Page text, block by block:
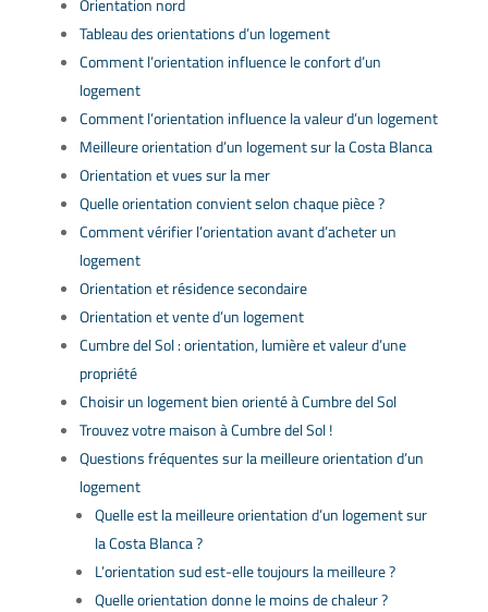
Orientation nord
Tableau des orientations d’un logement
Comment l’orientation influence le confort d’un
logement
Comment l’orientation influence la valeur d’un logement
Meilleure orientation d’un logement sur la Costa Blanca
Orientation et vues sur la mer
Quelle orientation convient selon chaque pièce ?
Comment vérifier l’orientation avant d’acheter un
logement
Orientation et résidence secondaire
Orientation et vente d’un logement
Cumbre del Sol : orientation, lumière et valeur d’une
propriété
Choisir un logement bien orienté à Cumbre del Sol
Trouvez votre maison à Cumbre del Sol !
Questions fréquentes sur la meilleure orientation d’un
logement
Quelle est la meilleure orientation d’un logement sur
la Costa Blanca ?
L’orientation sud est-elle toujours la meilleure ?
Quelle orientation donne le moins de chaleur ?